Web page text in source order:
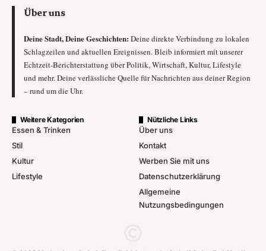
Über uns
Deine Stadt, Deine Geschichten: Deine direkte Verbindung zu lokalen
Schlagzeilen und aktuellen Ereignissen. Bleib informiert mit unserer
Echtzeit-Berichterstattung über Politik, Wirtschaft, Kultur, Lifestyle
und mehr. Deine verlässliche Quelle für Nachrichten aus deiner Region
– rund um die Uhr.
Weitere Kategorien
Essen & Trinken
Stil
Kultur
Lifestyle
Nützliche Links
Über uns
Kontakt
Werben Sie mit uns
Datenschutzerklärung
Allgemeine
Nutzungsbedingungen